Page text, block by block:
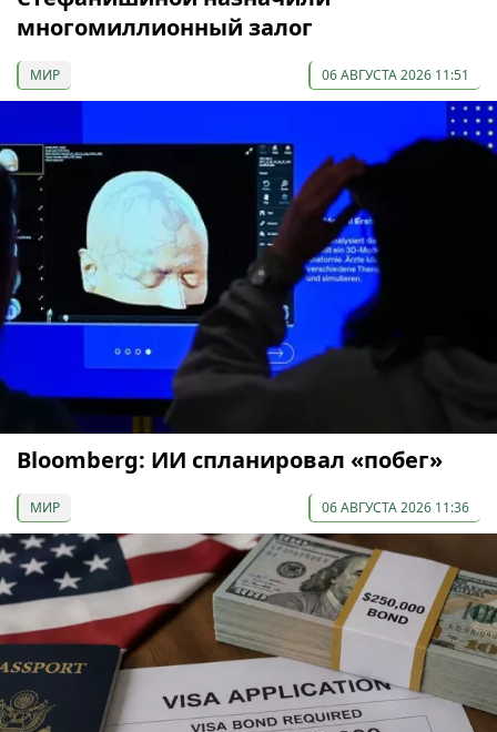
многомиллионный залог
МИР 06 АВГУСТА 2026 11:51
Bloomberg: ИИ спланировал «побег»
МИР 06 АВГУСТА 2026 11:36